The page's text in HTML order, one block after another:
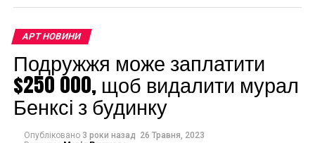
“Що ви відчуваєте,
коли бачите, як на
ваших очах знищують
щось прекрасне та
безцінне?” – запитав
один із
АРТ НОВИНИ
Подружжя може заплатити
$250 000, щоб видалити мурал
Бенксі з будинку
Опубліковано 3 роки назад 26 Травня, 2023